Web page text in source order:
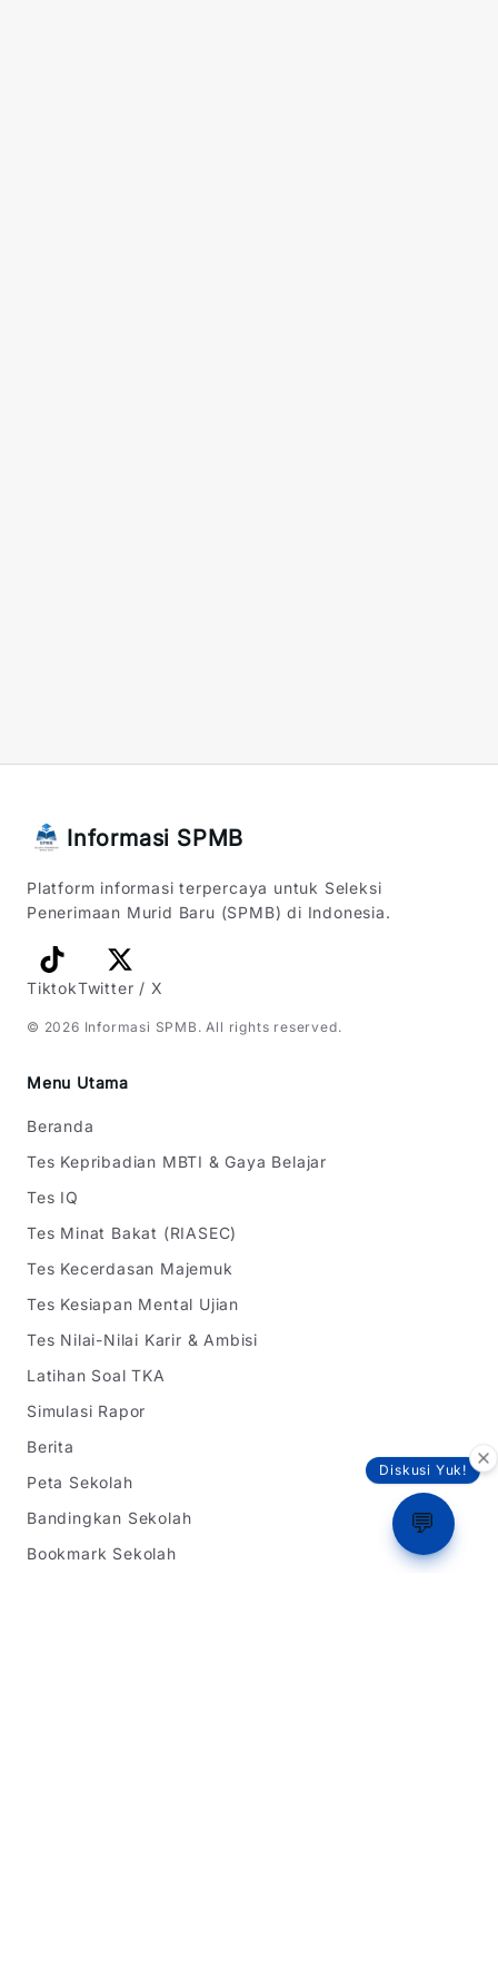
Diskusi Yuk!
💬
Informasi SPMB
Platform informasi terpercaya untuk Seleksi
Penerimaan Murid Baru (SPMB) di Indonesia.
TiktokTwitter / X
© 2026 Informasi SPMB . All rights reserved.
Menu Utama
Beranda
Tes Kepribadian MBTI & Gaya Belajar
Tes IQ
Tes Minat Bakat (RIASEC)
Tes Kecerdasan Majemuk
Tes Kesiapan Mental Ujian
Tes Nilai-Nilai Karir & Ambisi
Latihan Soal TKA
Simulasi Rapor
Berita
Peta Sekolah
Bandingkan Sekolah
Bookmark Sekolah